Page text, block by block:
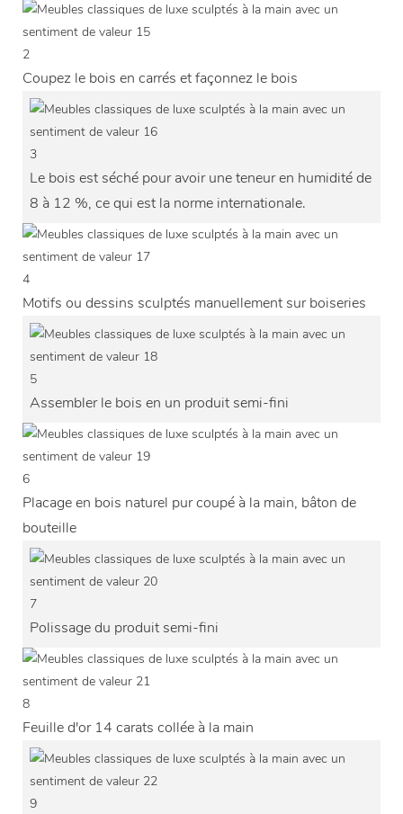
2
Coupez le bois en carrés et façonnez le bois
3
Le bois est séché pour avoir une teneur en humidité de
8 à 12 %, ce qui est la norme internationale.
4
Motifs ou dessins sculptés manuellement sur boiseries
5
Assembler le bois en un produit semi-fini
6
Placage en bois naturel pur coupé à la main, bâton de
bouteille
7
Polissage du produit semi-fini
8
Feuille d'or 14 carats collée à la main
9